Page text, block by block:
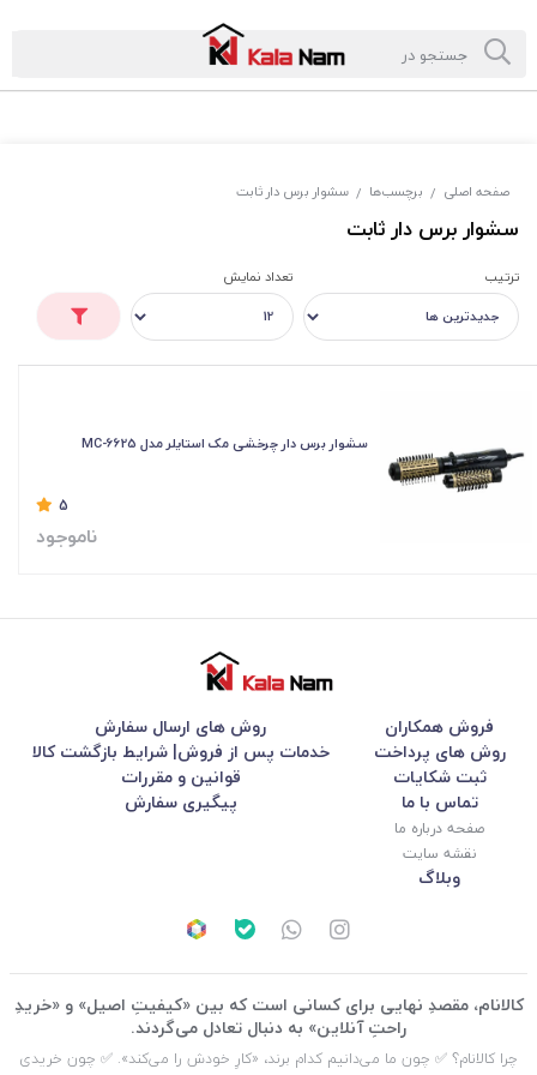
صفحه اصلی / برچسب‌ها / سشوار برس دار ثابت
سشوار برس دار ثابت
ترتیب تعداد نمایش
سشوار برس دار چرخشی مک استایلر مدل MC-6625
5
ناموجود
فروش همکاران
روش های ارسال سفارش
روش های پرداخت
خدمات پس از فروش| شرایط بازگشت کالا
ثبت شکایات
قوانین و مقررات
تماس با ما
صفحه درباره ما
نقشه سایت
پیگیری سفارش
وبلاگ
کالانام، مقصدِ نهایی برای کسانی است که بین «کیفیتِ اصیل» و «خریدِ
راحتِ آنلاین» به دنبال تعادل می‌گردند.
چرا کالانام؟ ✅ چون ما می‌دانیم کدام برند، «کارِ خودش را می‌کند». ✅ چون خریدی